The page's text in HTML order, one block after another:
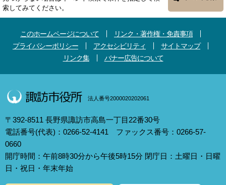
索してみてください。
このホームページについて
リンク・著作権・免責事項
プライバシーポリシー
アクセシビリティ
サイトマップ
リンク集
バナー広告について
法人番号2000020202061
〒392-8511 長野県諏訪市高島一丁目22番30号
電話番号(代表)：0266-52-4141 ファックス番号：0266-57-
0660
開庁時間：午前8時30分から午後5時15分 閉庁日：土曜日・日曜
日・祝日・年末年始